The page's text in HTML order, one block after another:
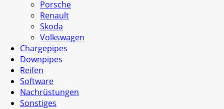
Porsche
Renault
Skoda
Volkswagen
Chargepipes
Downpipes
Reifen
Software
Nachrüstungen
Sonstiges